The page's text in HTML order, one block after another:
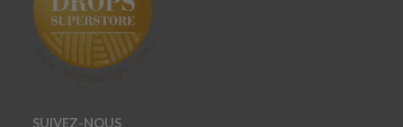
SUIVEZ-NOUS